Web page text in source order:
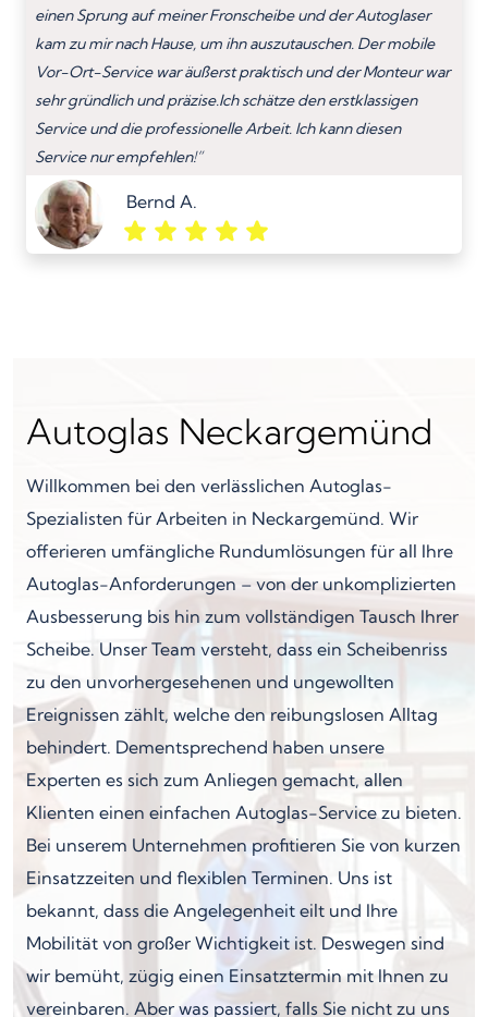
einen Sprung auf meiner Fronscheibe und der Autoglaser
kam zu mir nach Hause, um ihn auszutauschen. Der mobile
Vor-Ort-Service war äußerst praktisch und der Monteur war
sehr gründlich und präzise.Ich schätze den erstklassigen
Service und die professionelle Arbeit. Ich kann diesen
Service nur empfehlen!”
Bernd A.
Autoglas Neckargemünd
Willkommen bei den verlässlichen Autoglas-
Spezialisten für Arbeiten in Neckargemünd. Wir
offerieren umfängliche Rundumlösungen für all Ihre
Autoglas-Anforderungen – von der unkomplizierten
Ausbesserung bis hin zum vollständigen Tausch Ihrer
Scheibe. Unser Team versteht, dass ein Scheibenriss
zu den unvorhergesehenen und ungewollten
Ereignissen zählt, welche den reibungslosen Alltag
behindert. Dementsprechend haben unsere
Experten es sich zum Anliegen gemacht, allen
Klienten einen einfachen Autoglas-Service zu bieten.
Bei unserem Unternehmen profitieren Sie von kurzen
Einsatzzeiten und flexiblen Terminen. Uns ist
bekannt, dass die Angelegenheit eilt und Ihre
Mobilität von großer Wichtigkeit ist. Deswegen sind
wir bemüht, zügig einen Einsatztermin mit Ihnen zu
vereinbaren. Aber was passiert, falls Sie nicht zu uns